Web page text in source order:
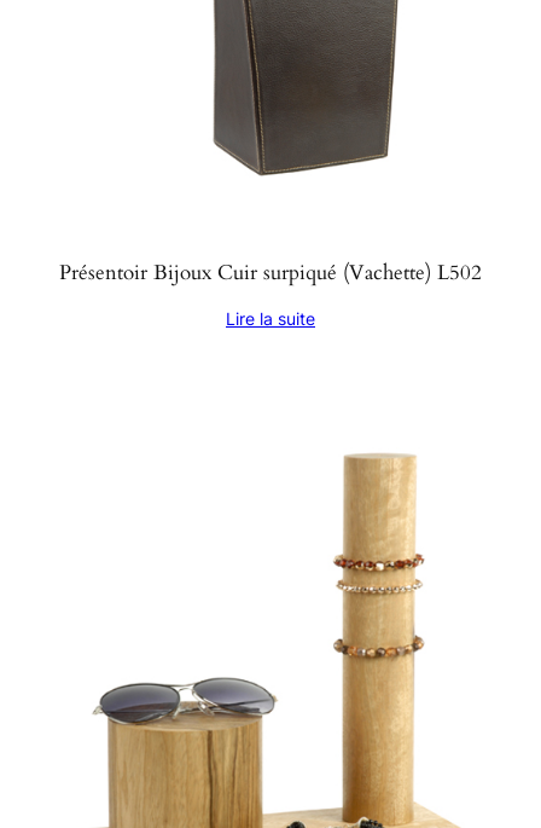
Présentoir Bijoux Cuir surpiqué (Vachette) L502
Lire la suite